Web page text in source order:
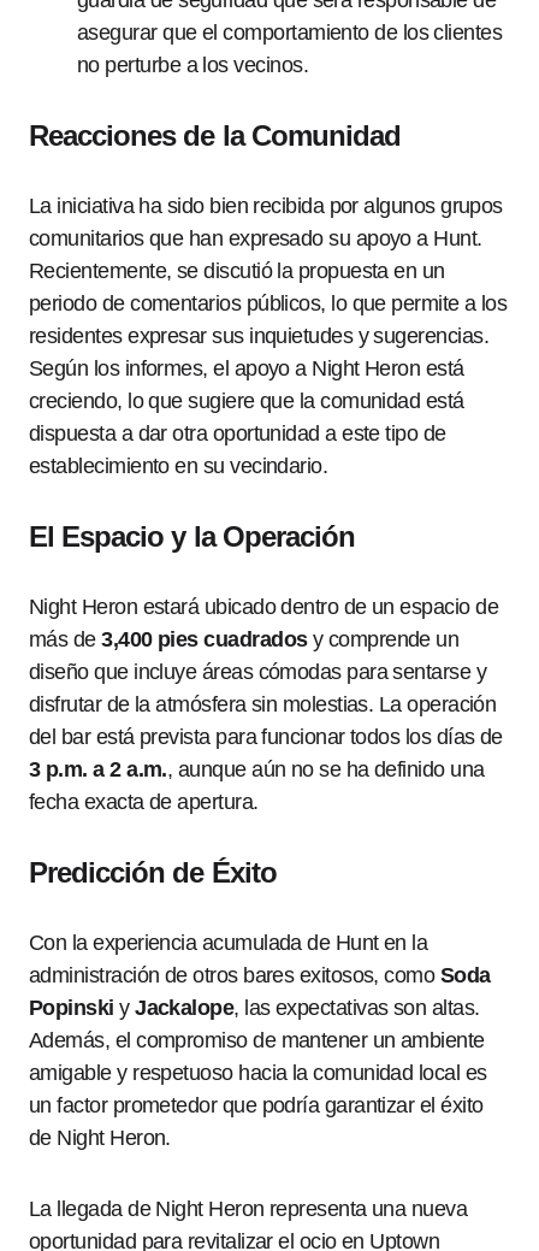
asegurar que el comportamiento de los clientes
no perturbe a los vecinos.
Reacciones de la Comunidad
La iniciativa ha sido bien recibida por algunos grupos
comunitarios que han expresado su apoyo a Hunt.
Recientemente, se discutió la propuesta en un
periodo de comentarios públicos, lo que permite a los
residentes expresar sus inquietudes y sugerencias.
Según los informes, el apoyo a Night Heron está
creciendo, lo que sugiere que la comunidad está
dispuesta a dar otra oportunidad a este tipo de
establecimiento en su vecindario.
El Espacio y la Operación
Night Heron estará ubicado dentro de un espacio de
más de3,400 pies cuadradosy comprende un
diseño que incluye áreas cómodas para sentarse y
disfrutar de la atmósfera sin molestias. La operación
del bar está prevista para funcionar todos los días de
3 p.m. a 2 a.m., aunque aún no se ha definido una
fecha exacta de apertura.
Predicción de Éxito
Con la experiencia acumulada de Hunt en la
administración de otros bares exitosos, como Soda
Popinski yJackalope, las expectativas son altas.
Además, el compromiso de mantener un ambiente
amigable y respetuoso hacia la comunidad local es
un factor prometedor que podría garantizar el éxito
de Night Heron.
La llegada de Night Heron representa una nueva
oportunidad para revitalizar el ocio en Uptown